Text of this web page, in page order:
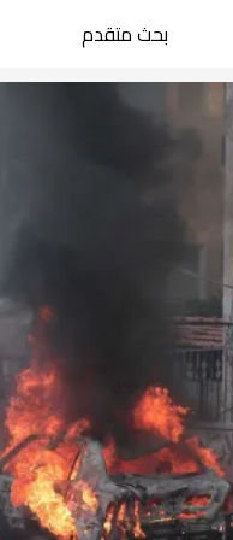
بحث متقدم